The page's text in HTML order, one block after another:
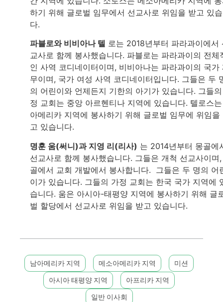
하기 위해 글로벌 임무에서 선교사로 위임을 받고 있
다.
파블로와 비비아나 텔 로는 2018년부터 파라과이에서
교사로 함께 봉사했습니다. 파블로는 파라과이의 전체
인 사역 코디네이터이며, 비비아나는 파라과이의 국가
무이며, 국가 여성 사역 코디네이터입니다. 그들은 두
의 어린이와 언제든지 기한의 아기가 있습니다. 그들
정 교회는 중앙 아르헨티나 지역에 있습니다. 텔로스
아메리카 지역에 봉사하기 위해 글로벌 임무에 위임을
고 있습니다.
명훈 움(써니)과 지영 리(리사) 는 2014년부터 몽골에
선교사로 함께 봉사했습니다. 그들은 개척 선교사이며
골에서 교회 개발에서 봉사합니다. 그들은 두 명의 어
이가 있습니다. 그들의 가정 교회는 한국 국가 지역에
습니다. 움은 아시아-태평양 지역에 봉사하기 위해 글
벌 할당에서 선교사로 위임을 받고 있습니다.
남아메리카 지역 메소아메리카 지역
미션
아시아 태평양 지역
아프리카 지역
일반 이사회